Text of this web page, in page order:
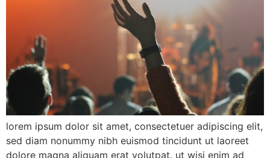
lorem ipsum dolor sit amet, consectetuer adipiscing elit,
sed diam nonummy nibh euismod tincidunt ut laoreet
dolore magna aliquam erat volutpat. ut wisi enim ad